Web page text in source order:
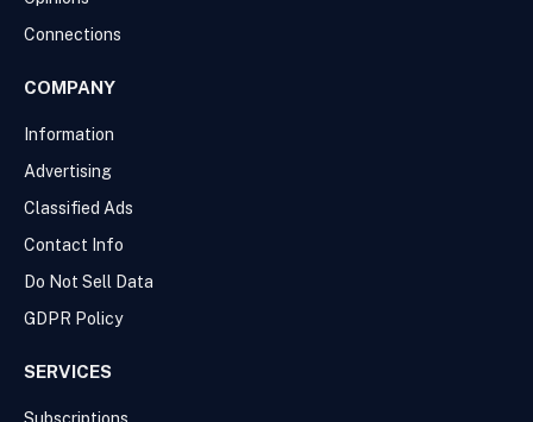
Connections
COMPANY
Information
Advertising
Classified Ads
Contact Info
Do Not Sell Data
GDPR Policy
SERVICES